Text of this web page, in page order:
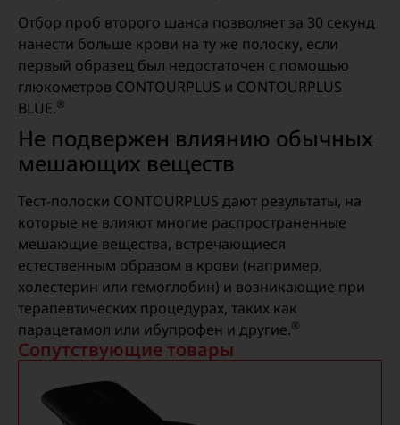
Отбор проб второго шанса позволяет за 30 секунд
нанести больше крови на ту же полоску, если
первый образец был недостаточен с помощью
глюкометров CONTOURPLUS и CONTOURPLUS
BLUE.®
Не подвержен влиянию обычных
мешающих веществ
Тест-полоски CONTOURPLUS дают результаты, на
которые не влияют многие распространенные
мешающие вещества, встречающиеся
естественным образом в крови (например,
холестерин или гемоглобин) и возникающие при
терапевтических процедурах, таких как
парацетамол или ибупрофен и другие.®
Сопутствующие товары